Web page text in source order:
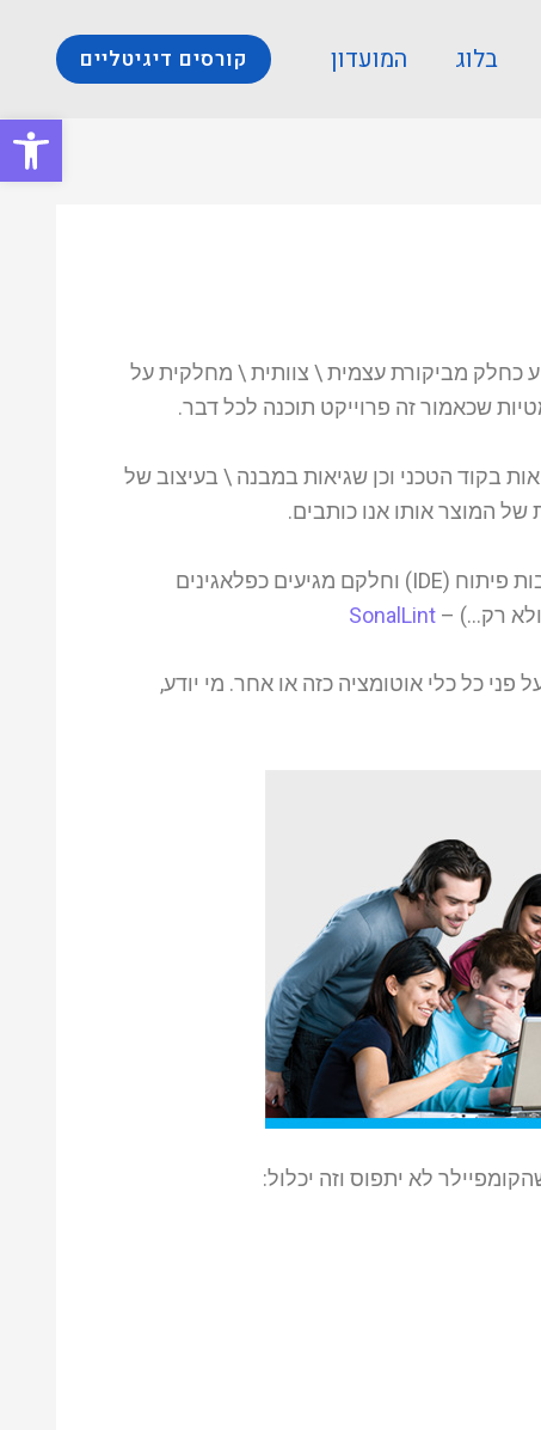
פתח
בלוג המועדון קורסים דיגיטליים
כחלק מביקורת עצמית \ צוותית \ מחלקית על
שכאמור זה פרוייקט תוכנה לכל דבר.
בקוד הטכני וכן שגיאות במבנה \ בעיצוב של
המוצר אותו אנו כותבים.
עם הזמן התפתחו כלים אוטומטיים שמבצעים את סקירת הקוד, חלקם מגיעים כבר כחלק אינגרלי מאותם סביבות פיתוח (IDE) וחלקם מגיעים כפלאגינים
רק…) – SonalLint
כל כלי אוטומציה כזה או אחר. מי יודע,
לא יתפוס וזה יכלול: